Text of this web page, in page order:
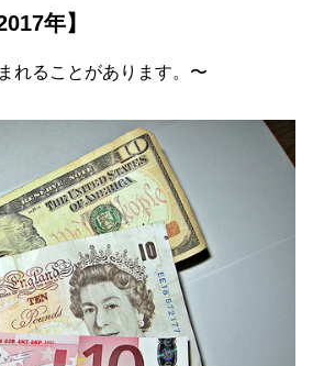
年】
れることがあります。〜